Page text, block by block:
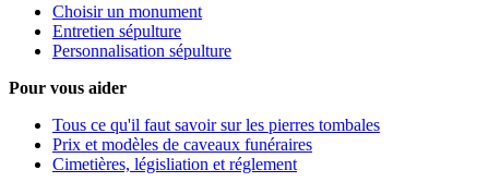
Choisir un monument
Entretien sépulture
Personnalisation sépulture
Pour vous aider
Tous ce qu'il faut savoir sur les pierres tombales
Prix et modèles de caveaux funéraires
Cimetières, législiation et réglement